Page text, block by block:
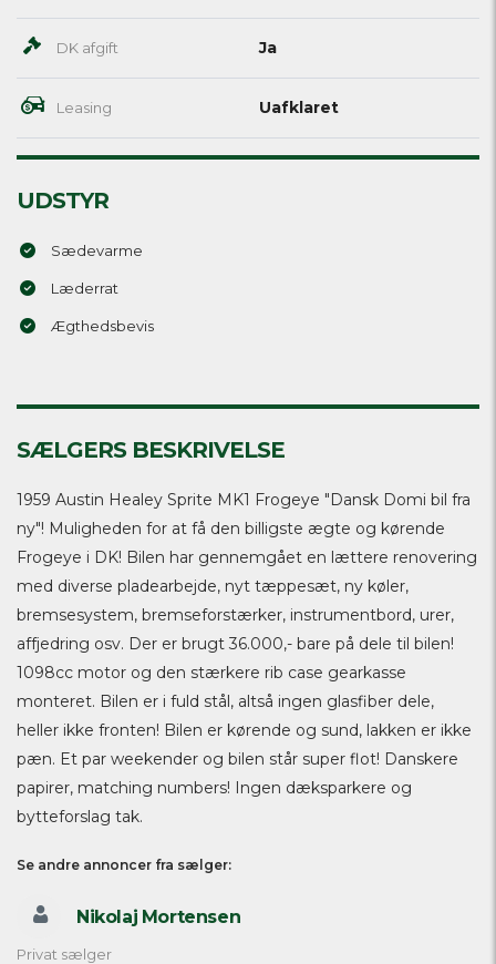
DK afgift Ja
Leasing Uafklaret
UDSTYR
Sædevarme
Læderrat
Ægthedsbevis
SÆLGERS BESKRIVELSE
1959 Austin Healey Sprite MK1 Frogeye "Dansk Domi bil fra
ny"! Muligheden for at få den billigste ægte og kørende
Frogeye i DK! Bilen har gennemgået en lættere renovering
med diverse pladearbejde, nyt tæppesæt, ny køler,
bremsesystem, bremseforstærker, instrumentbord, urer,
affjedring osv. Der er brugt 36.000,- bare på dele til bilen!
1098cc motor og den stærkere rib case gearkasse
monteret. Bilen er i fuld stål, altså ingen glasfiber dele,
heller ikke fronten! Bilen er kørende og sund, lakken er ikke
pæn. Et par weekender og bilen står super flot! Danskere
papirer, matching numbers! Ingen dæksparkere og
bytteforslag tak.
Se andre annoncer fra sælger:
Nikolaj Mortensen
Privat sælger